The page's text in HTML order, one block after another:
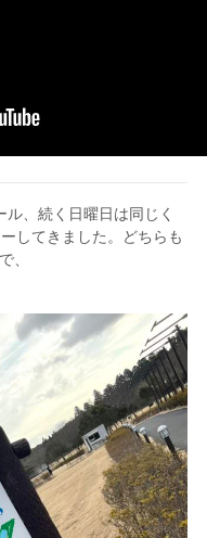
、続く日曜日は同じく
してきました。どちらも
、